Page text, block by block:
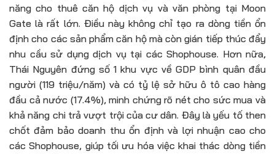
năng cho thuê căn hộ dịch vụ và văn phòng tại Moon
Gate là rất lớn. Điều này không chỉ tạo ra dòng tiền ổn
định cho các sản phẩm căn hộ mà còn gián tiếp thúc đẩy
nhu cầu sử dụng dịch vụ tại các Shophouse. Hơn nữa,
Thái Nguyên đứng số 1 khu vực về GDP bình quân đầu
người (119 triệu/năm) và có tỷ lệ sở hữu ô tô cao hàng
đầu cả nước (17.4%), minh chứng rõ nét cho sức mua và
khả năng chi trả vượt trội của cư dân. Đây là yếu tố then
chốt đảm bảo doanh thu ổn định và lợi nhuận cao cho
các Shophouse, giúp tối ưu hóa việc khai thác dòng tiền